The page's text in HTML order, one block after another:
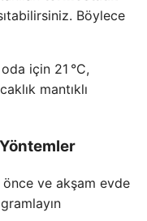
Böylece
için 21 °C,
mantıklı
önce ve akşam evde